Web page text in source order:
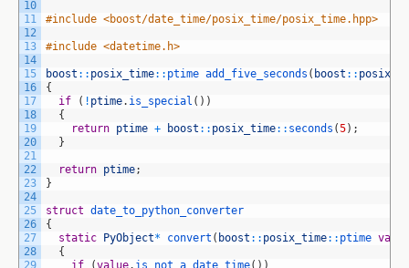
10
11
12
13
14
15
16
17
18
19
20
21
22
23
24
25
26
27
28
29
#include <boost/date_time/posix_time/posix_time.hpp>
#include <datetime.h>
boost :: posix_time:: ptime add_five_seconds ( boost ::
{
if
( ! ptime. is_special ( ) )
{
return ptime + boost :: posix_time:: seconds (5) ;
}
return ptime;
}
struct date_to_python_converter
{
static
PyObject* convert ( boost :: posix_time:: ptime value
{
if
(value. is_not_a_date_time( ) )